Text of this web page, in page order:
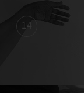
14